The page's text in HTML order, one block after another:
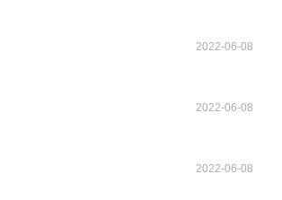
2022-06-08
2022-06-08
2022-06-08